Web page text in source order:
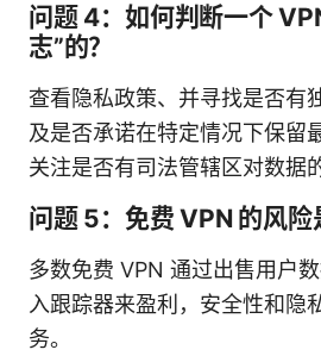
问题 4：如何判断一个
志”的？
查看隐私政策、并寻找是否有
及是否承诺在特定情况下保留
关注是否有司法管辖区对数据
问题 5：免费 VPN 的风险
多数免费 VPN 通过出售用户
入跟踪器来盈利，安全性和隐
务。